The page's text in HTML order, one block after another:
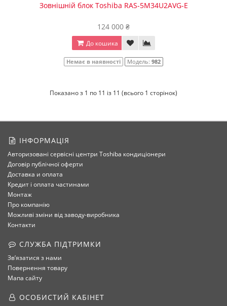
Зовнішній блок Toshiba RAS-5M34U2AVG-E
124 000 ₴
До кошика
Немає в наявності Модель: 982
Показано з 1 по 11 із 11 (всього 1 сторінок)
ІНФОРМАЦІЯ
Авторизовані сервісні центри Toshiba кондиціонери
Договір публічної оферти
Доставка и оплата
Кредит і оплата частинами
Монтаж
Про компанію
Можливі зміни від заводу-виробника
Контакти
СЛУЖБА ПІДТРИМКИ
Зв’язатися з нами
Повернення товару
Мапа сайту
ОСОБИСТИЙ КАБІНЕТ